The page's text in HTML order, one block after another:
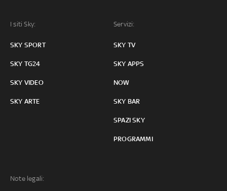
I siti Sky:
SKY SPORT
SKY TG24
SKY VIDEO
SKY ARTE
Servizi:
SKY TV
SKY APPS
NOW
SKY BAR
SPAZI SKY
PROGRAMMI
Note legali: